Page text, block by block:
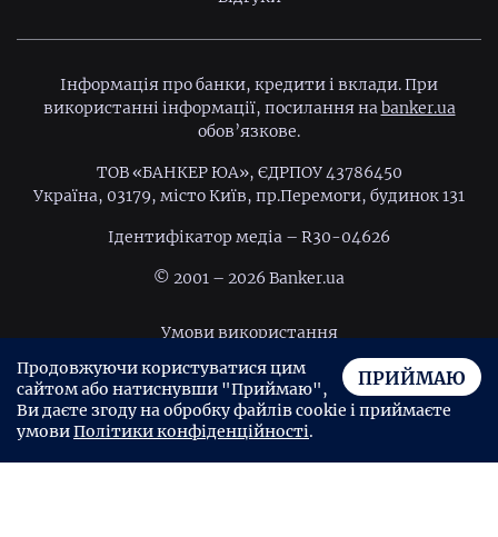
Інформація про банки, кредити і вклади. При
використанні інформації, посилання наbanker.ua
обов’язкове.
ТОВ «БАНКЕР ЮА», ЄДРПОУ 43786450
Україна, 03179, місто Київ, пр.Перемоги, будинок 131
Ідентифiкатор медiа – R30-04626
© 2001 – 2026 Banker.ua
Умови використання
Політика конфіденційності
Угода користувача
ПРИЙМАЮ
Продовжуючи користуватися цим
сайтом або натиснувши "Приймаю",
Ви даєте згоду на обробку файлів cookie і приймаєте
умовиПолітики конфіденційності.